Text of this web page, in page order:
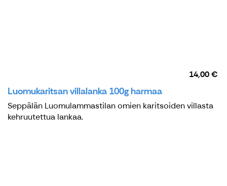
14,00 €
Luomukaritsan villalanka 100g harmaa
Seppälän Luomulammastilan omien karitsoiden villasta
kehruutettua lankaa.